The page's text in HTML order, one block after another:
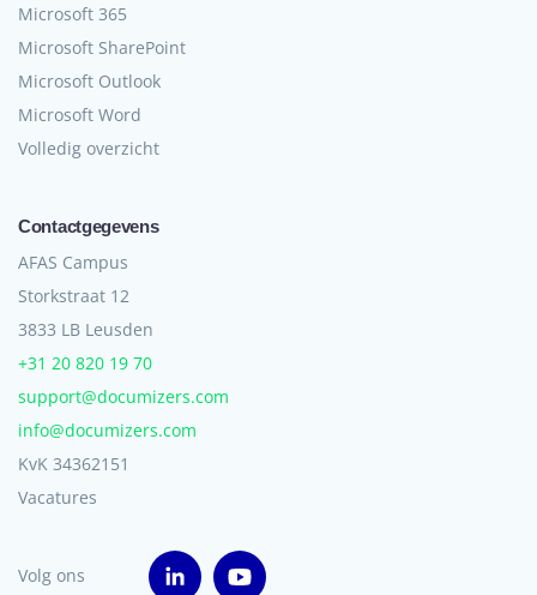
Microsoft 365
Microsoft SharePoint
Microsoft Outlook
Microsoft Word
Volledig overzicht
Contactgegevens
AFAS Campus
Storkstraat 12
3833 LB Leusden
+31 20 820 19 70
support@documizers.com
info@documizers.com
KvK 34362151
Vacatures
Volg ons